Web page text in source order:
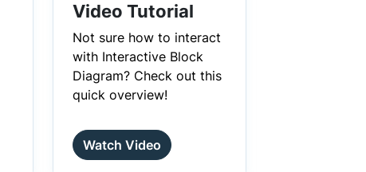
Video Tutorial
Not sure how to interact
with Interactive Block
Diagram? Check out this
quick overview!
Watch Video